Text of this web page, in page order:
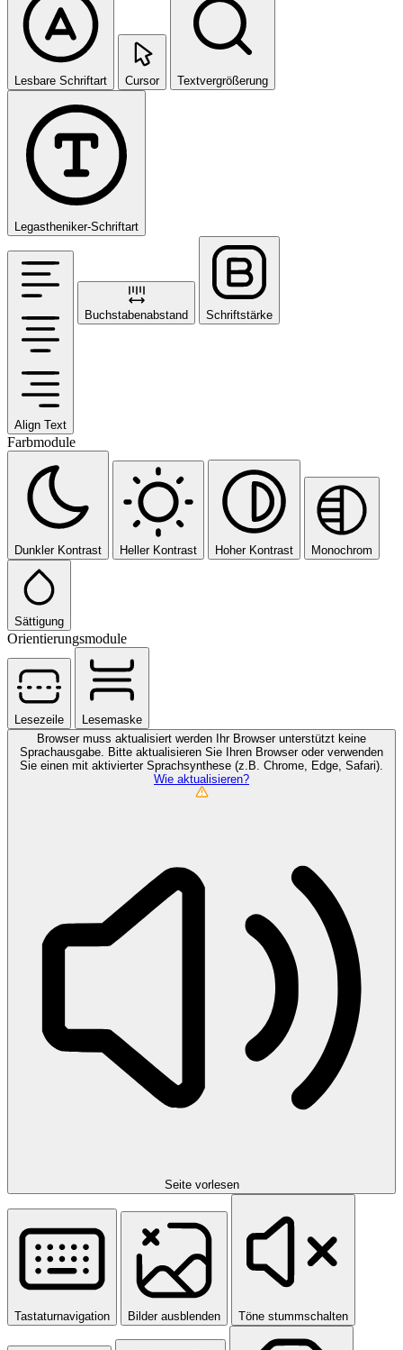
Lesbare Schriftart Cursor Textvergrößerung
Legastheniker-Schriftart
Align Text
Buchstabenabstand Schriftstärke
Farbmodule
Dunkler Kontrast Heller Kontrast Hoher Kontrast Monochrom
Sättigung
Orientierungsmodule
Lesezeile
Lesemaske
Browser muss aktualisiert werden
Ihr Browser unterstützt keine
Sprachausgabe. Bitte aktualisieren Sie Ihren Browser oder verwenden
Sie einen mit aktivierter Sprachsynthese (z.B. Chrome, Edge, Safari).
Wie aktualisieren?
Seite vorlesen
Tastaturnavigation Bilder ausblenden Töne stummschalten